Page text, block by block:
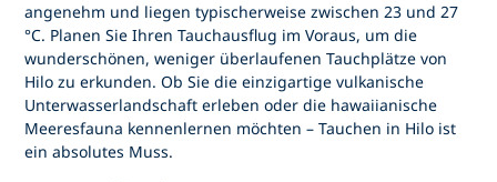
angenehm und liegen typischerweise zwischen 23 und 27
°C. Planen Sie Ihren Tauchausflug im Voraus, um die
wunderschönen, weniger überlaufenen Tauchplätze von
Hilo zu erkunden. Ob Sie die einzigartige vulkanische
Unterwasserlandschaft erleben oder die hawaiianische
Meeresfauna kennenlernen möchten – Tauchen in Hilo ist
ein absolutes Muss.